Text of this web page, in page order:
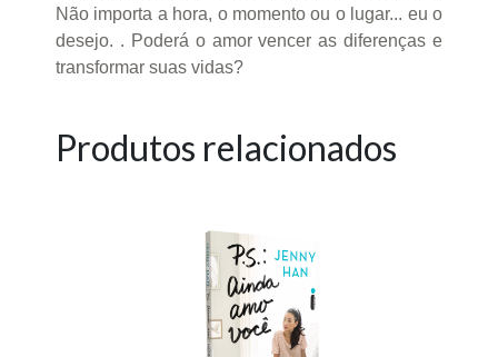
Não importa a hora, o momento ou o lugar... eu o
desejo. . Poderá o amor vencer as diferenças e
transformar suas vidas?
Produtos relacionados